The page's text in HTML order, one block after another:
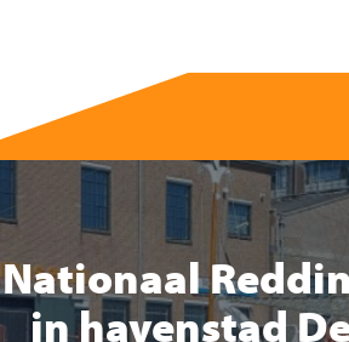
Nationaal
in havenstad